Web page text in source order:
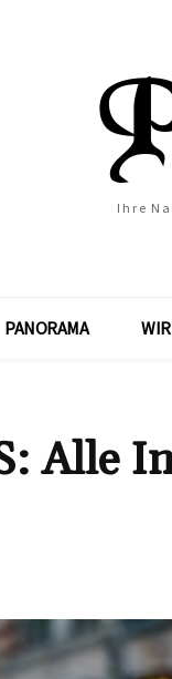
Ihre
PANORAMA
Alle